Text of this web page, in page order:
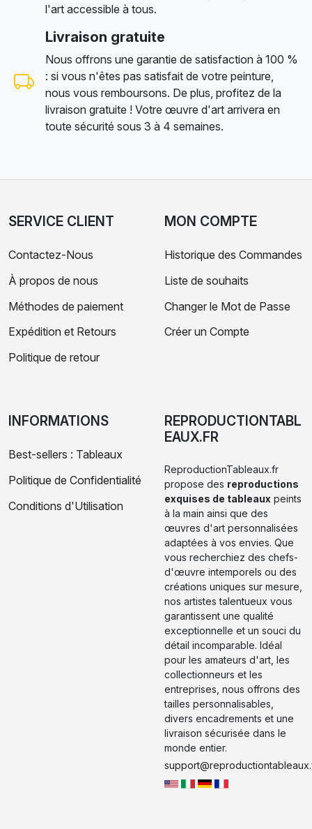
l'art accessible à tous.
Livraison gratuite
Nous offrons une garantie de satisfaction à 100 %
: si vous n'êtes pas satisfait de votre peinture,
nous vous remboursons. De plus, profitez de la
livraison gratuite ! Votre œuvre d'art arrivera en
toute sécurité sous 3 à 4 semaines.
SERVICE CLIENT
Contactez-Nous
À propos de nous
Méthodes de paiement
Expédition et Retours
Politique de retour
MON COMPTE
Historique des Commandes
Liste de souhaits
Changer le Mot de Passe
Créer un Compte
INFORMATIONS
Best-sellers : Tableaux
Politique de Confidentialité
Conditions d'Utilisation
REPRODUCTIONTABL
EAUX.FR
ReproductionTableaux.fr
propose des reproductions
exquises de tableaux peints
à la main ainsi que des
œuvres d'art personnalisées
adaptées à vos envies. Que
vous recherchiez des chefs-
d'œuvre intemporels ou des
créations uniques sur mesure,
nos artistes talentueux vous
garantissent une qualité
exceptionnelle et un souci du
détail incomparable. Idéal
pour les amateurs d'art, les
collectionneurs et les
entreprises, nous offrons des
tailles personnalisables,
divers encadrements et une
livraison sécurisée dans le
monde entier.